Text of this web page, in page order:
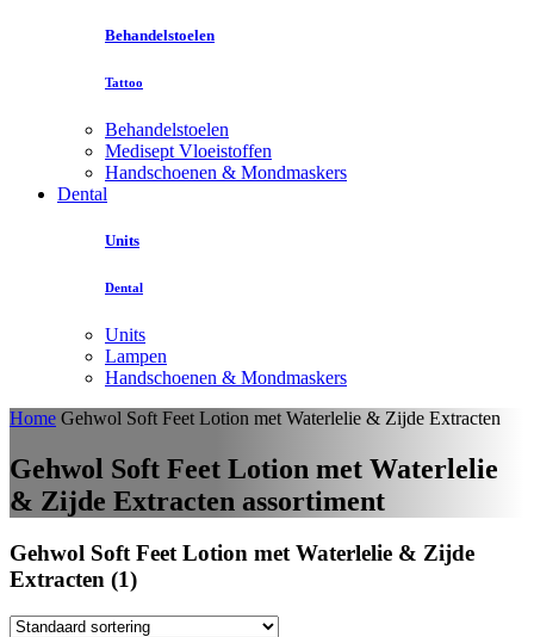
Behandelstoelen
Tattoo
Behandelstoelen
Medisept Vloeistoffen
Handschoenen & Mondmaskers
Dental
Units
Dental
Units
Lampen
Handschoenen & Mondmaskers
Home Gehwol Soft Feet Lotion met Waterlelie & Zijde Extracten
Gehwol Soft Feet Lotion met Waterlelie
& Zijde Extracten assortiment
Gehwol Soft Feet Lotion met Waterlelie & Zijde
Extracten (1)